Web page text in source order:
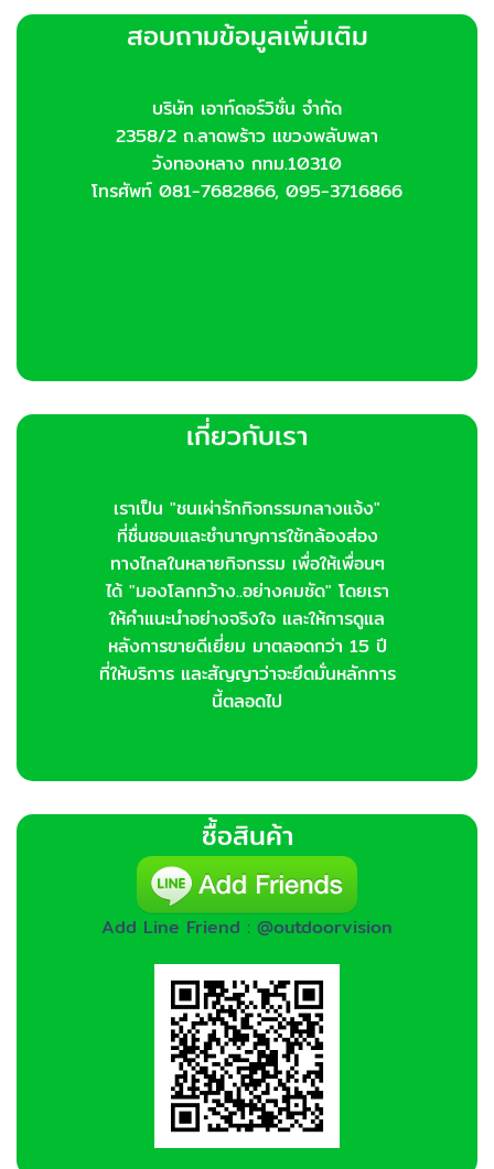
The
options
on
page
สอบถามข้อมูลเพิ่มเติม
บริษัท เอาท์ดอร์วิชั่น จำกัด
2358/2 ถ.ลาดพร้าว แขวงพลับพลา
วังทองหลาง กทม.10310
โทรศัพท์ 081-7682866, 095-3716866
เกี่ยวกับเรา
เราเป็น "ชนเผ่ารักกิจกรรมกลางแจ้ง"
ที่ชื่นชอบและชำนาญการใช้กล้องส่อง
ทางไกลในหลายกิจกรรม เพื่อให้เพื่อนๆ
ได้ "มองโลกกว้าง..อย่างคมชัด" โดยเรา
ให้คำแนะนำอย่างจริงใจ และให้การดูแล
หลังการขายดีเยี่ยม มาตลอดกว่า 15 ปี
ที่ให้บริการ และสัญญาว่าจะยึดมั่นหลักการ
นี้ตลอดไป
ซื้อสินค้า
Add Line Friend : @outdoorvision